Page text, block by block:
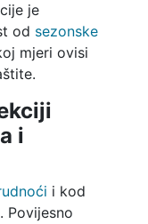
je
od sezonske
mjeri ovisi
i
i kod
Povijesno